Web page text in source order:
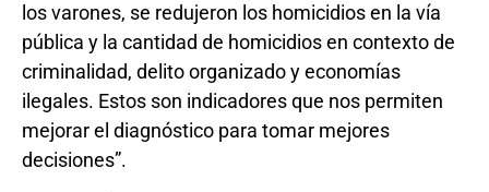
los varones, se redujeron los homicidios en la vía
pública y la cantidad de homicidios en contexto de
criminalidad, delito organizado y economías
ilegales. Estos son indicadores que nos permiten
mejorar el diagnóstico para tomar mejores
decisiones”.